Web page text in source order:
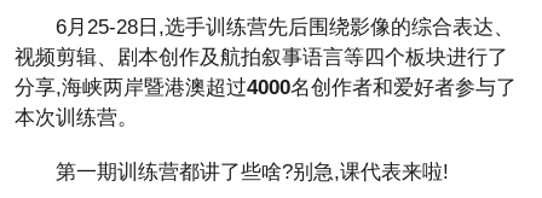
6月25-28日,选手训练营先后围绕影像的综合表达、
视频剪辑、剧本创作及航拍叙事语言等四个板块进行了
分享,海峡两岸暨港澳超过4000名创作者和爱好者参与了
本次训练营。
第一期训练营都讲了些啥?别急,课代表来啦!